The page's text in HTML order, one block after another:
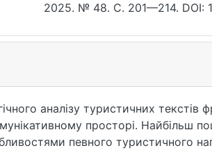
2025. № 48. С. 201—214. DOI:
аналізу туристичних
просторі. Найбільш
певного туристичного